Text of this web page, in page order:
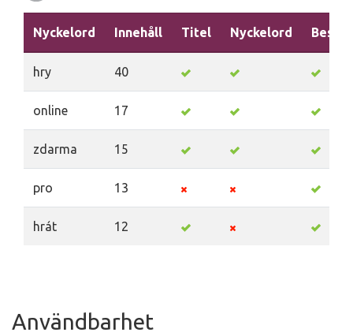
Nyckelord Innehåll Titel Nyckelord
hry 40
online 17
zdarma 15
pro 13
hrát 12
Användbarhet